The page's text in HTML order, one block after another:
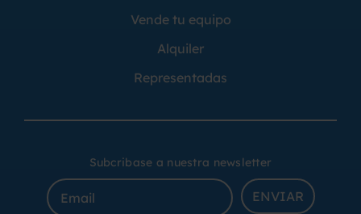
Vende tu equipo
Alquiler
Representadas
Subcribase a nuestra newsletter
ENVIAR